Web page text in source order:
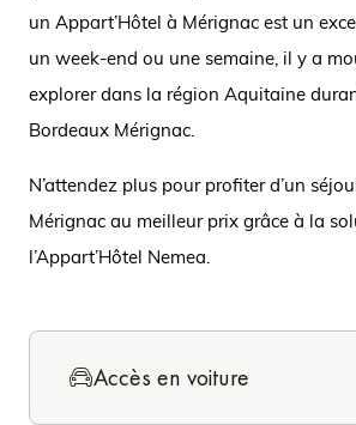
un Appart’Hôtel à Mérignac est un
un week-end ou une semaine, il y a
explorer dans la région Aquitaine
Bordeaux Mérignac.
N’attendez plus pour profiter d’un
Mérignac au meilleur prix grâce à la
l’Appart’Hôtel Nemea.
Accès en voiture